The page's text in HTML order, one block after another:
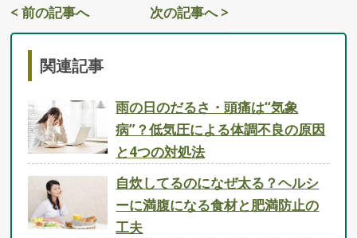
< 前の記事へ
次の記事へ >
関連記事
雨の日のだるさ・頭痛は“気象
病”？低気圧による体調不良の原因
と4つの対処法
自炊してるのになぜ太る？ヘルシ
ーに満腹になる食材と肥満防止の
工夫